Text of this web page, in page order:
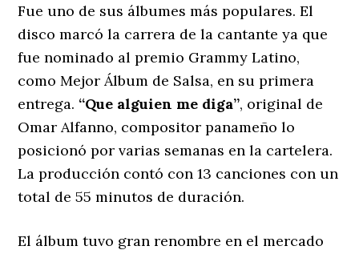
Fue uno de sus álbumes más populares. El
disco marcó la carrera de la cantante ya que
fue nominado al premio Grammy Latino,
como Mejor Álbum de Salsa, en su primera
entrega. “Que alguien me diga”, original de
Omar Alfanno, compositor panameño lo
posicionó por varias semanas en la cartelera.
La producción contó con 13 canciones con un
total de 55 minutos de duración.
El álbum tuvo gran renombre en el mercado